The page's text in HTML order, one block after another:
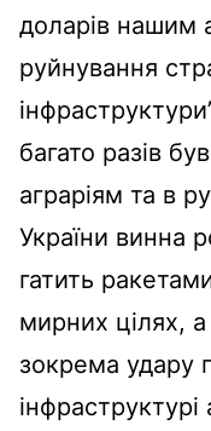
доларів нашим
руйнування
багато разів
аграріям та в
України винна
гатить
мирних цілях,
зокрема удару
інфраструктурі